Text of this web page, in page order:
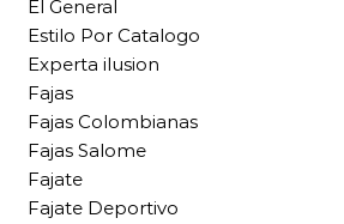
El General
Estilo Por Catalogo
Experta ilusion
Fajas
Fajas Colombianas
Fajas Salome
Fajate
Fajate Deportivo